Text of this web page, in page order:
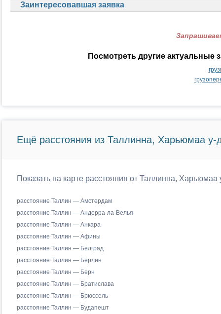
Заинтересовавшая заявка
Посмотреть другие актуальные
Ещё расстояния из Таллинна, Харьюмаа у-
Показать на карте расстояния от Таллинна,
расстояние Таллин — Амстердам
расстояние Таллин — Андорра-ла-Велья
расстояние Таллин — Анкара
расстояние Таллин — Афины
расстояние Таллин — Белград
расстояние Таллин — Берлин
расстояние Таллин — Берн
расстояние Таллин — Братислава
расстояние Таллин — Брюссель
расстояние Таллин — Будапешт